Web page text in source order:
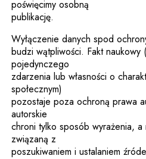
poświęcimy osobną
publikację.
Wyłączenie danych spod
budzi wątpliwości. Fakt naukowy
pojedynczego
zdarzenia lub własności o
społecznym)
pozostaje poza ochroną prawa
autorskie
chroni tylko sposób wyrażenia,
związaną z
poszukiwaniem i ustalaniem